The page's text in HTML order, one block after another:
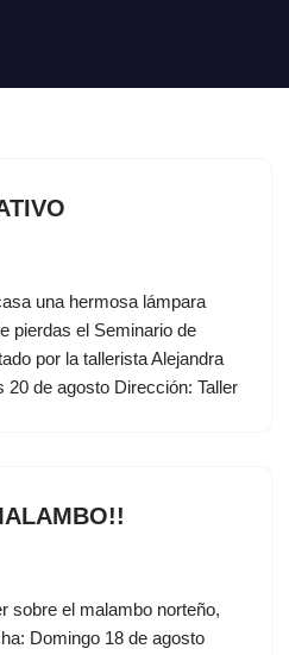
una hermosa lámpara
pierdas el Seminario de
por la tallerista Alejandra
20 de agosto Dirección: Taller
sobre el malambo norteño,
Domingo 18 de agosto